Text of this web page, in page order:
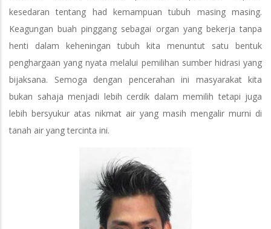
kesedaran tentang had kemampuan tubuh masing masing.
Keagungan buah pinggang sebagai organ yang bekerja tanpa
henti dalam keheningan tubuh kita menuntut satu bentuk
penghargaan yang nyata melalui pemilihan sumber hidrasi yang
bijaksana. Semoga dengan pencerahan ini masyarakat kita
bukan sahaja menjadi lebih cerdik dalam memilih tetapi juga
lebih bersyukur atas nikmat air yang masih mengalir murni di
tanah air yang tercinta ini.